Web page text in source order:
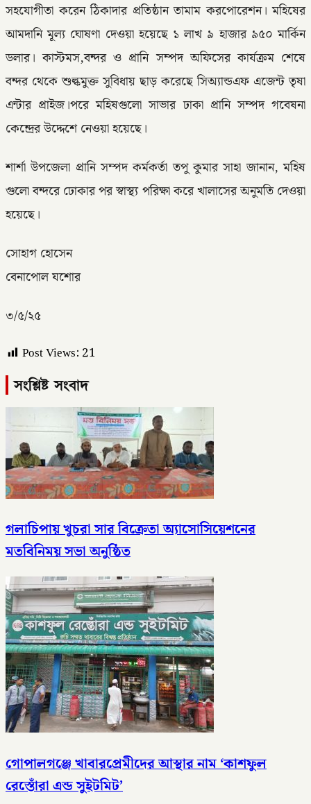
সহযোগীতা করেন ঠিকাদার প্রতিষ্ঠান তামাম করপোরেশন। মহিষের
আমদানি মূল্য ঘোষণা দেওয়া হয়েছে ১ লাখ ৯ হাজার ৯৫০ মার্কিন
ডলার। কাস্টমস,বন্দর ও প্রানি সম্পদ অফিসের কার্যক্রম শেষে
বন্দর থেকে শুল্কমুক্ত সুবিধায় ছাড় করেছে সিঅ্যান্ডএফ এজেন্ট তৃষা
এন্টার প্রাইজ।পরে মহিষগুলো সাভার ঢাকা প্রানি সম্পদ গবেষনা
কেন্দ্রের উদ্দেশে নেওয়া হয়েছে।
শার্শা উপজেলা প্রানি সম্পদ কর্মকর্তা তপু কুমার সাহা জানান, মহিষ
গুলো বন্দরে ঢোকার পর স্বাস্থ্য পরিক্ষা করে খালাসের অনুমতি দেওয়া
হয়েছে।
সোহাগ হোসেন
বেনাপোল যশোর
৩/৫/২৫
Post Views: 21
সংশ্লিষ্ট সংবাদ
গলাচিপায় খুচরা সার বিক্রেতা অ্যাসোসিয়েশনের
মতবিনিময় সভা অনুষ্ঠিত
গোপালগঞ্জে খাবারপ্রেমীদের আস্থার নাম ‘কাশফুল
রেস্তোঁরা এন্ড সুইটমিট’